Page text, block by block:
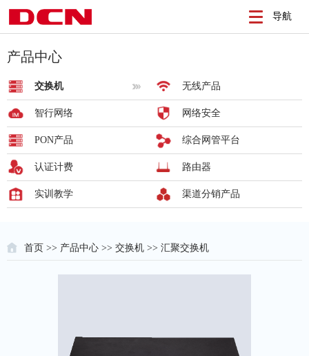
导航
产品中心
交换机 无线产品
智行网络 网络安全
PON产品 综合网管平台
认证计费 路由器
实训教学 渠道分销产品
首页 >> 产品中心 >> 交换机 >> 汇聚交换机